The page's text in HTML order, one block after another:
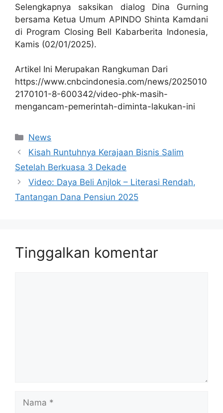
Selengkapnya saksikan dialog Dina Gurning
bersama Ketua Umum APINDO Shinta Kamdani
di Program Closing Bell Kabarberita Indonesia,
Kamis (02/01/2025).
Artikel Ini Merupakan Rangkuman Dari
https://www.cnbcindonesia.com/news/2025010
2170101-8-600342/video-phk-masih-
mengancam-pemerintah-diminta-lakukan-ini
Kategori
News
Kisah Runtuhnya Kerajaan Bisnis Salim
Setelah Berkuasa 3 Dekade
Video: Daya Beli Anjlok – Literasi Rendah,
Tantangan Dana Pensiun 2025
Tinggalkan komentar
Nama